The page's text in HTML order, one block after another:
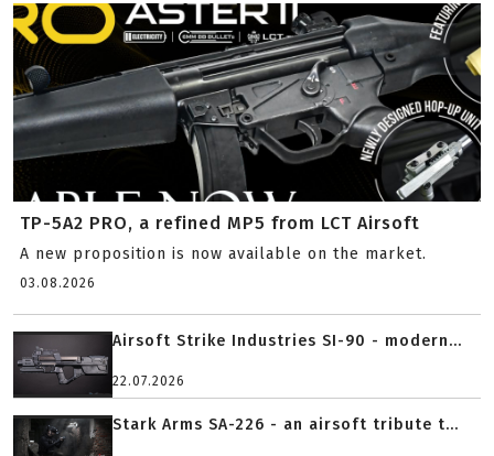
TP-5A2 PRO, a refined MP5 from LCT Airsoft
A new proposition is now available on the market.
03.08.2026
Airsoft Strike Industries SI-90 - modern...
22.07.2026
Stark Arms SA-226 - an airsoft tribute t...